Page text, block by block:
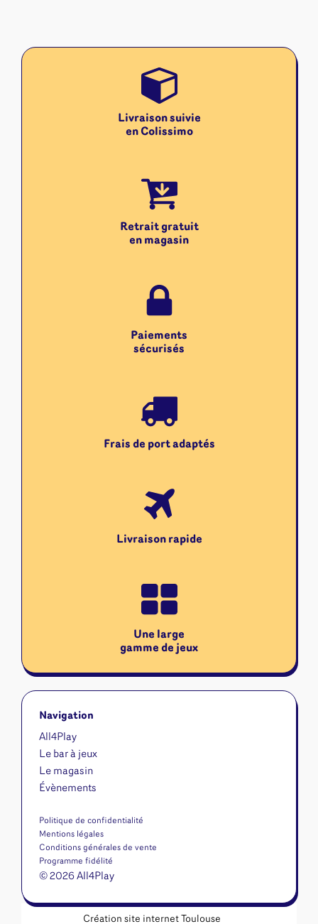
Livraison suivie
en Colissimo
Retrait gratuit
en magasin
Paiements
sécurisés
Frais de port adaptés
Livraison rapide
Une large
gamme de jeux
Navigation
All4Play
Le bar à jeux
Le magasin
Évènements
Politique de confidentialité
Mentions légales
Conditions générales de vente
Programme fidélité
© 2026 All4Play
Création site internet Toulouse